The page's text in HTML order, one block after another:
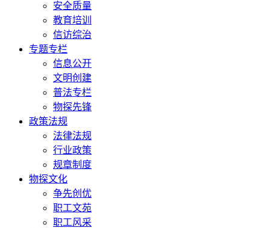
安全质量
教育培训
信访综治
专题专栏
信息公开
文明创建
普法专栏
物探先锋
政策法规
法律法规
行业政策
规章制度
物探文化
争先创优
职工文苑
职工风采